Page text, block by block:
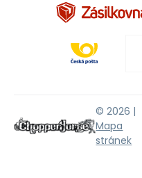
© 2026 |
Mapa
stránek